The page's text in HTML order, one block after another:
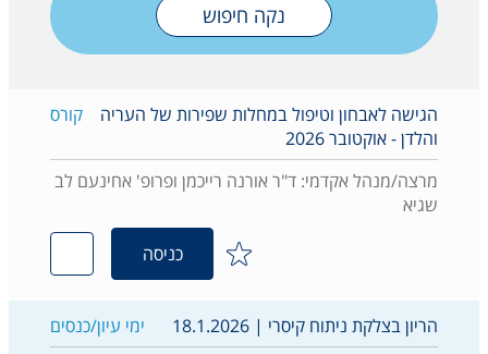
נקה חיפוש
הגישה לאבחון וטיפול במחלות שפירות של העריה
והלדן - אוקטובר 2026
קורס
מרצה/מנהל אקדמי: ד"ר אורנה רייכמן ופרופ' אחינעם לב
שגיא
כניסה
הריון בצלקת ניתוח קיסרי | 18.1.2026
ימי עיון/כנסים